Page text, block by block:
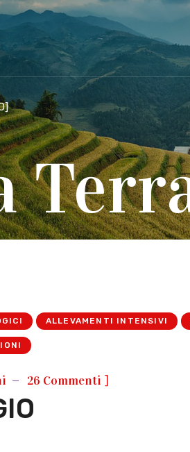
]
ALLEVAMENTI INTENSIVI
26 Commenti ]